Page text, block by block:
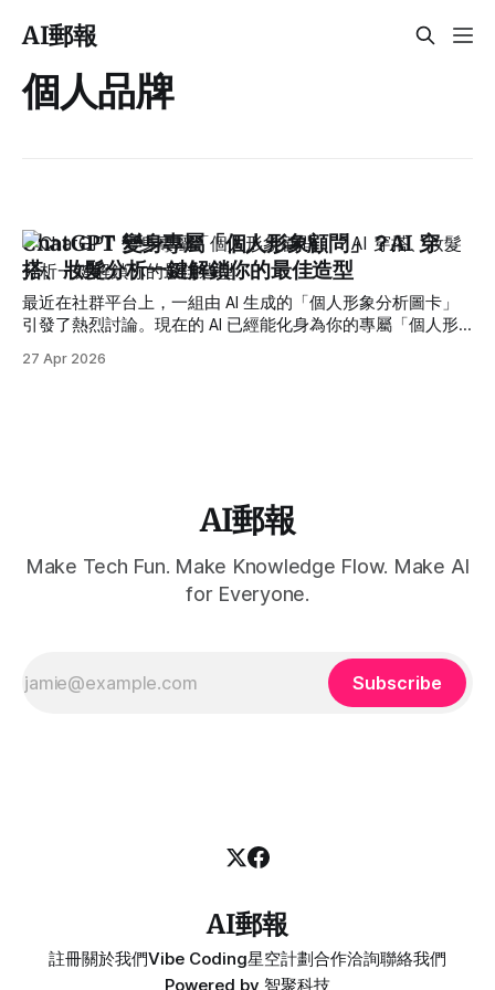
AI郵報
個人品牌
ChatGPT 變身專屬「個人形象顧問」？AI 穿
搭、妝髮分析一鍵解鎖你的最佳造型
最近在社群平台上，一組由 AI 生成的「個人形象分析圖卡」
引發了熱烈討論。現在的 AI 已經能化身為你的專屬「個人形
而且還是「用圖給你看」。
27 Apr 2026
AI郵報
Make Tech Fun. Make Knowledge Flow. Make AI
for Everyone.
Subscribe
AI郵報
註冊關於我們Vibe Coding星空計劃合作洽詢聯絡我們
Powered by 智聚科技